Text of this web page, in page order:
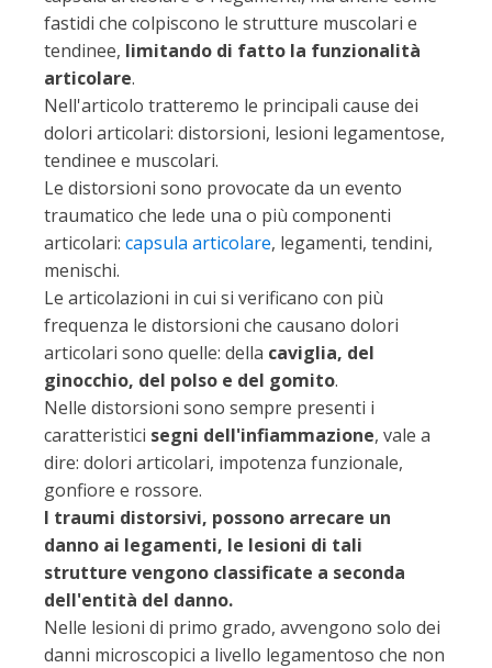
fastidi che colpiscono le strutture muscolari e
tendinee, limitando di fatto la funzionalità
articolare.
Nell'articolo tratteremo le principali cause dei
dolori articolari: distorsioni, lesioni legamentose,
tendinee e muscolari.
Le distorsioni sono provocate da un evento
traumatico che lede una o più componenti
articolari: capsula articolare, legamenti, tendini,
menischi.
Le articolazioni in cui si verificano con più
frequenza le distorsioni che causano dolori
articolari sono quelle: della caviglia, del
ginocchio, del polso e del gomito.
Nelle distorsioni sono sempre presenti i
caratteristici segni dell'infiammazione, vale a
dire: dolori articolari, impotenza funzionale,
gonfiore e rossore.
I traumi distorsivi, possono arrecare un
danno ai legamenti, le lesioni di tali
strutture vengono classificate a seconda
dell'entità del danno.
Nelle lesioni di primo grado, avvengono solo dei
danni microscopici a livello legamentoso che non